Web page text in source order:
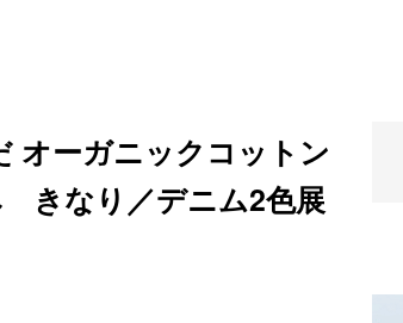
オーガニックコットン
きなり／デニム2色展